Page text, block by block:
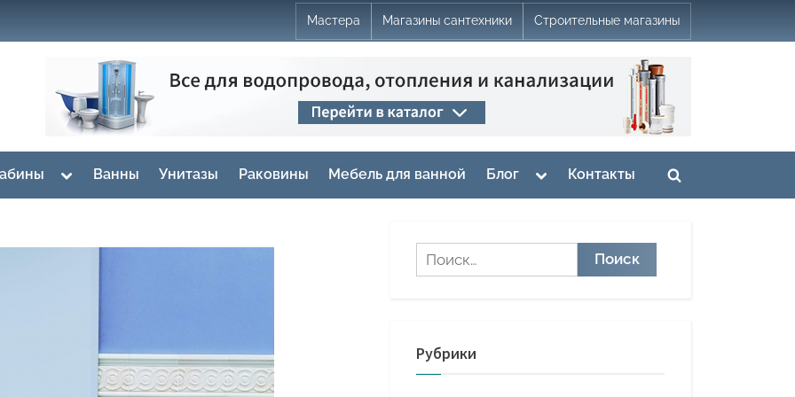
Мастера Магазины сантехники Строительные магазины
Toggle
menu
Ванны Унитазы Раковины Мебель для ванной Блог
Toggle
menu
Контакты
Toggle
Найти:
Рубрики